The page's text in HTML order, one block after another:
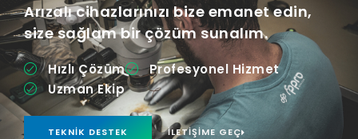
Arızalı cihazlarınızı bize emanet edin,
size sağlam bir çözüm sunalım.
Hızlı Çözüm
Profesyonel Hizmet
Uzman Ekip
TEKNIK DESTEK İLETIŞIME GEÇ